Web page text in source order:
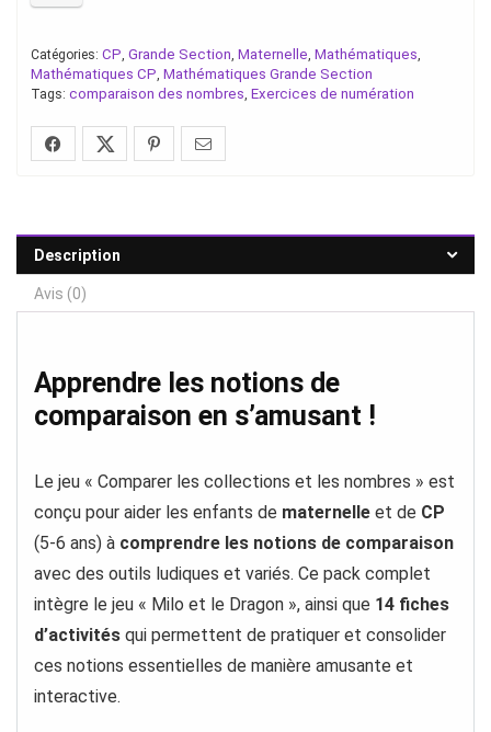
Catégories: CP, Grande Section, Maternelle, Mathématiques,
Mathématiques CP, Mathématiques Grande Section
Tags: comparaison des nombres, Exercices de numération
Description
Avis (0)
Apprendre les notions de
comparaison en s’amusant !
Le jeu « Comparer les collections et les nombres » est
conçu pour aider les enfants de maternelle et de CP
(5-6 ans) à comprendre les notions de comparaison
avec des outils ludiques et variés. Ce pack complet
intègre le jeu « Milo et le Dragon », ainsi que 14 fiches
d’activités qui permettent de pratiquer et consolider
ces notions essentielles de manière amusante et
interactive.